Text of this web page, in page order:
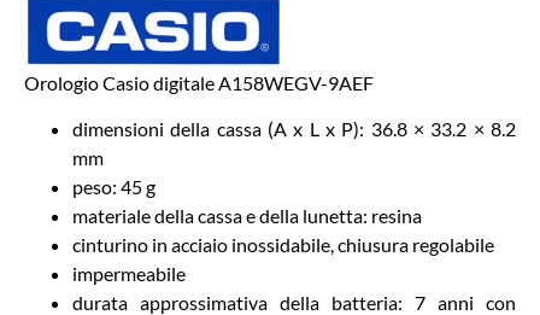
Orologio Casio digitale A158WEGV-9AEF
dimensioni della cassa (A x L x P): 36.8 × 33.2 × 8.2
mm
peso: 45 g
materiale della cassa e della lunetta: resina
cinturino in acciaio inossidabile, chiusura regolabile
impermeabile
durata approssimativa della batteria: 7 anni con